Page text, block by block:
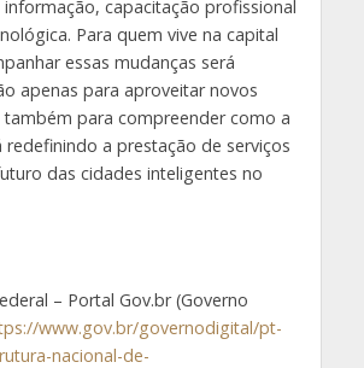
informação, capacitação profissional
Para quem vive na capital
essas mudanças será
apenas para aproveitar novos
também para compreender como a
redefinindo a prestação de serviços
das cidades inteligentes no
– Portal Gov.br (Governo
www.gov.br/governodigital/pt-
nacional-de-